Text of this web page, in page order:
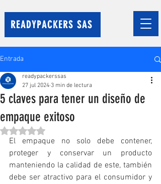
READYPACKERS SAS
Entrada
5 claves para tener un diseño de
empaque exitoso
readypackerssas
27 jul 2024 3 min de lectura
Obtuvo NaN de 5 estrellas.
El empaque no solo debe contener,
proteger y conservar un producto
manteniendo la calidad de este, también
debe ser atractivo para el consumidor y